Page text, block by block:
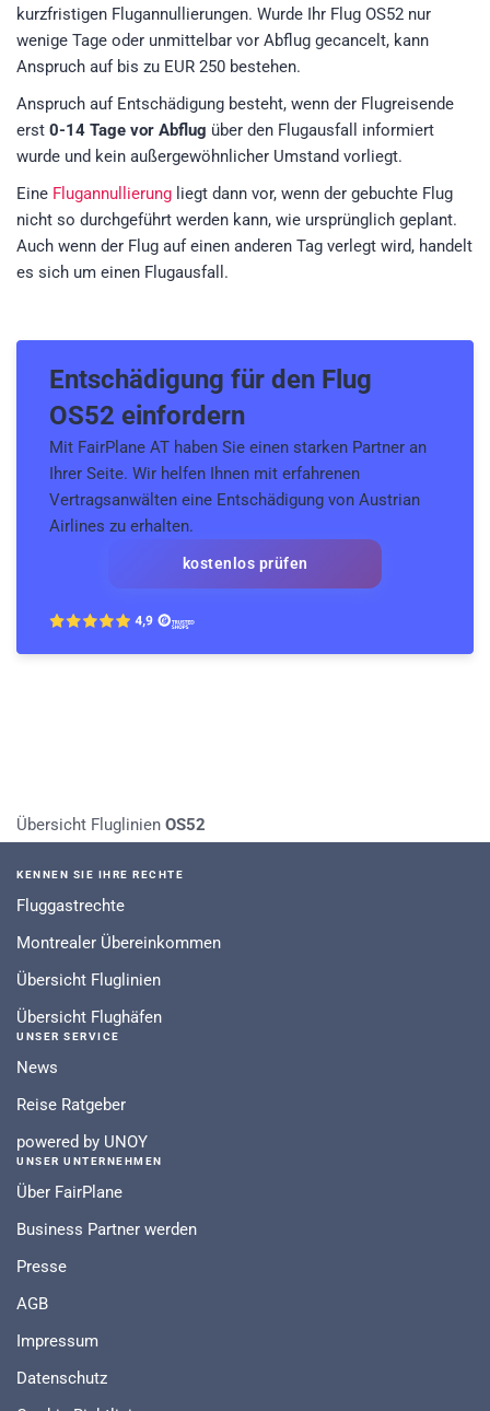
kurzfristigen Flugannullierungen. Wurde Ihr Flug OS52 nur
wenige Tage oder unmittelbar vor Abflug gecancelt, kann
Anspruch auf bis zu EUR 250 bestehen.
Anspruch auf Entschädigung besteht, wenn der Flugreisende
erst 0-14 Tage vor Abflug über den Flugausfall informiert
wurde und kein außergewöhnlicher Umstand vorliegt.
Eine Flugannullierung liegt dann vor, wenn der gebuchte Flug
nicht so durchgeführt werden kann, wie ursprünglich geplant.
Auch wenn der Flug auf einen anderen Tag verlegt wird, handelt
es sich um einen Flugausfall.
Entschädigung für den Flug
OS52 einfordern
Mit FairPlane AT haben Sie einen starken Partner an
Ihrer Seite. Wir helfen Ihnen mit erfahrenen
Vertragsanwälten eine Entschädigung von Austrian
Airlines zu erhalten.
kostenlos prüfen
Übersicht Fluglinien OS52
KENNEN SIE IHRE RECHTE
Fluggastrechte
Montrealer Übereinkommen
Übersicht Fluglinien
Übersicht Flughäfen
UNSER SERVICE
News
Reise Ratgeber
powered by UNOY
UNSER UNTERNEHMEN
Über FairPlane
Business Partner werden
Presse
AGB
Impressum
Datenschutz